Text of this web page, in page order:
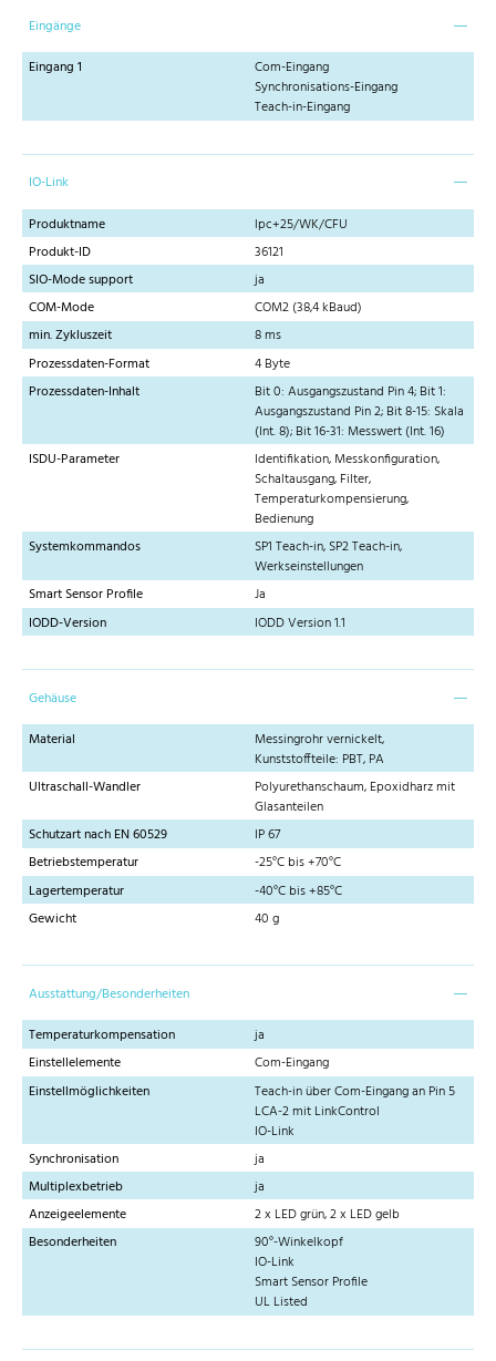
Eingänge
Eingang 1
Com-Eingang
Synchronisations-Eingang
Teach-in-Eingang
IO-Link
Produktname
lpc+25/WK/CFU
Produkt-ID
36121
SIO-Mode support
ja
COM-Mode
COM2 (38,4 kBaud)
min. Zykluszeit
8 ms
Prozessdaten-Format
4 Byte
Prozessdaten-Inhalt
Bit 0: Ausgangszustand Pin 4; Bit 1:
Ausgangszustand Pin 2; Bit 8-15: Skala
(Int. 8); Bit 16-31: Messwert (Int. 16)
ISDU-Parameter
Identifikation, Messkonfiguration,
Schaltausgang, Filter,
Temperaturkompensierung,
Bedienung
Systemkommandos
SP1 Teach-in, SP2 Teach-in,
Werkseinstellungen
Smart Sensor Profile
Ja
IODD-Version
IODD Version 1.1
Gehäuse
Material
Messingrohr vernickelt,
Kunststoffteile: PBT, PA
Ultraschall-Wandler
Polyurethanschaum, Epoxidharz mit
Glasanteilen
Schutzart nach EN 60529
IP 67
Betriebstemperatur
-25°C bis +70°C
Lagertemperatur
-40°C bis +85°C
Gewicht
40 g
Ausstattung/Besonderheiten
Temperaturkompensation
ja
Einstellelemente
Com-Eingang
Einstellmöglichkeiten
Teach-in über Com-Eingang an Pin 5
LCA-2 mit LinkControl
IO-Link
Synchronisation
ja
Multiplexbetrieb
ja
Anzeigeelemente
2 x LED grün, 2 x LED gelb
Besonderheiten
90°-Winkelkopf
IO-Link
Smart Sensor Profile
UL Listed